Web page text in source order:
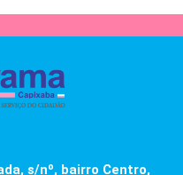
s/nº, bairro Centro,